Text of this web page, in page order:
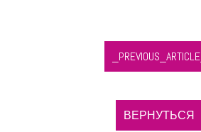
_PREVIOUS_ARTICLE_
ВЕРНУТЬСЯ